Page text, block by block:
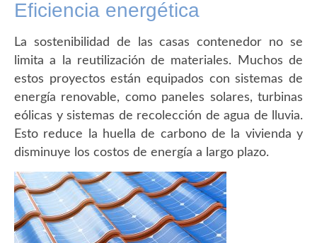
Eficiencia energética
La sostenibilidad de las casas contenedor no se
limita a la reutilización de materiales. Muchos de
estos proyectos están equipados con sistemas de
energía renovable, como paneles solares, turbinas
eólicas y sistemas de recolección de agua de lluvia.
Esto reduce la huella de carbono de la vivienda y
disminuye los costos de energía a largo plazo.